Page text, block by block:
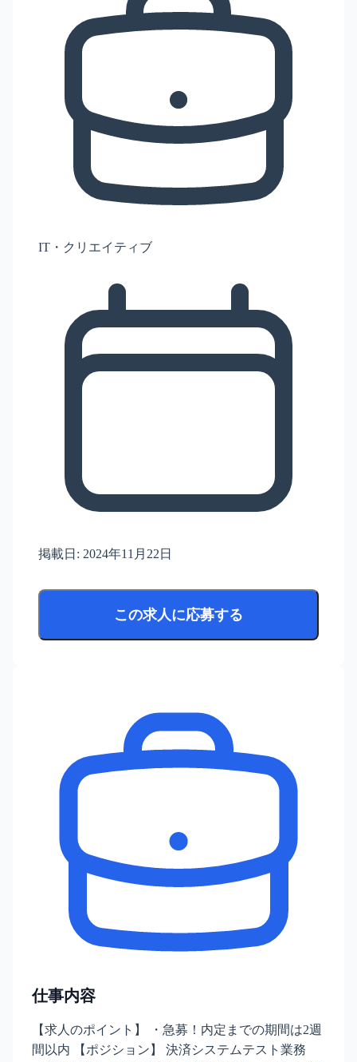
IT・クリエイティブ
掲載日: 2024年11月22日
この求人に応募する
仕事内容
【求人のポイント】 ・急募！内定までの期間は2週
間以内 【ポジション】 決済システムテスト業務